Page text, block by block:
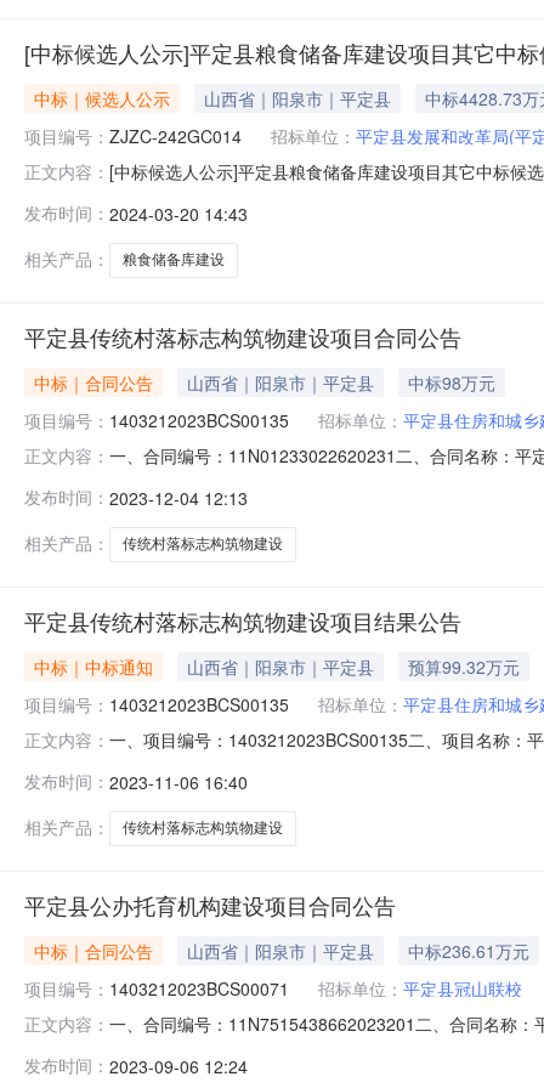
[中标候选人公示]平定县粮食储备库建设项目其它中
中标｜候选人公示 山西省｜阳泉市｜平定县
中标4428.73万
项目编号： ZJZC-242GC014 招标单位： 平定县发展和改革局(平
正文内容： [中标候选人公示]平定县粮食储备库建设项目其它中标
包（项目编号：ZJZC-242GC014），经评标委员会评审
发布时间： 2024-03-20 14:43
相关产品：
粮食储备库建设
平定县传统村落标志构筑物建设项目合同公告
中标｜合同公告 山西省｜阳泉市｜平定县
中标98万元
项目编号： 1403212023BCS00135 招标单位： 平定县住房和城
正文内容： 一、合同编号：11N01233022620231二、合同名称：
公司地址：冠山镇华通农贸市场瑞盛办公楼三层311室
发布时间： 2023-12-04 12:13
相关产品：
传统村落标志构筑物建设
平定县传统村落标志构筑物建设项目结果公告
中标｜中标通知 山西省｜阳泉市｜平定县
预算99.32万元
项目编号： 1403212023BCS00135 招标单位： 平定县住房和城
正文内容： 一、项目编号：1403212023BCS00135二、项目名称：
外宣传栏、宣传标语的设计、制作及安装。1项/报价：
发布时间： 2023-11-06 16:40
相关产品：
传统村落标志构筑物建设
平定县公办托育机构建设项目合同公告
中标｜合同公告 山西省｜阳泉市｜平定县
中标236.61万元
项目编号： 1403212023BCS00071 招标单位： 平定县冠山联校
正文内容： 一、合同编号：11N7515438662023201二、合同名称
华通农贸市场瑞盛办公楼三层311室联系方式：
发布时间： 2023-09-06 12:24